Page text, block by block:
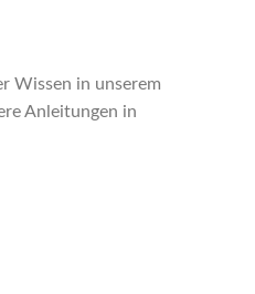
Wissen in unserem
Anleitungen in